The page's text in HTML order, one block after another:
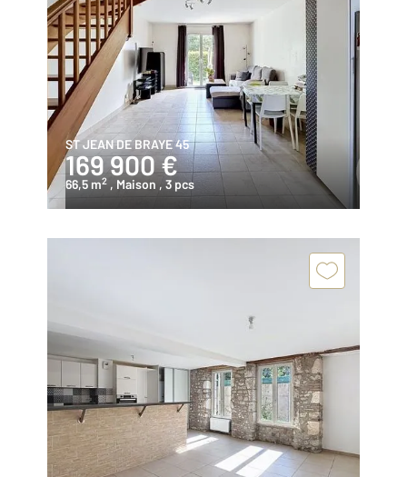
ST JEAN DE BRAYE 45
169 900 €
66,5 m2 , Maison , 3 pcs